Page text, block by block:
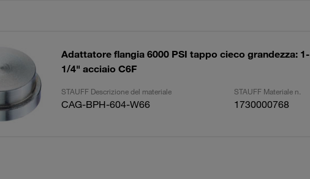
Adattatore flangia 6000 PSI tappo cieco grandezza: 1-
1/4" acciaio C6F
STAUFF Descrizione del materiale STAUFF Materiale n.
CAG-BPH-604-W66 1730000768